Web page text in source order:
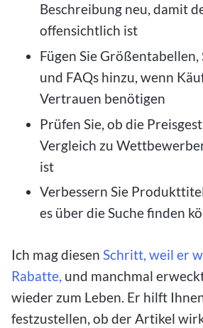
Beschreibung neu, damit
offensichtlich ist
Fügen Sie
und FAQs hinzu, wenn
Vertrauen benötigen
Prüfen Sie, ob die
Vergleich zu
ist
Verbessern Sie
es über die Suche finden
Ich mag diesen Schritt, weil er
Rabatte, und manchmal
wieder zum Leben. Er hilft
festzustellen, ob der Artikel